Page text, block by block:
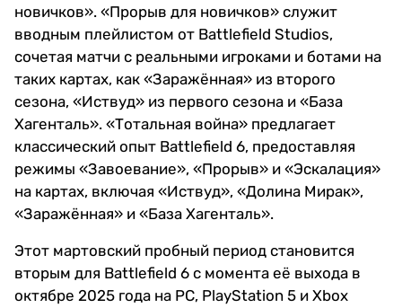
новичков». «Прорыв для новичков» служит
вводным плейлистом от Battlefield Studios,
сочетая матчи с реальными игроками и ботами на
таких картах, как «Заражённая» из второго
сезона, «Иствуд» из первого сезона и «База
Хагенталь». «Тотальная война» предлагает
классический опыт Battlefield 6, предоставляя
режимы «Завоевание», «Прорыв» и «Эскалация»
на картах, включая «Иствуд», «Долина Мирак»,
«Заражённая» и «База Хагенталь».
Этот мартовский пробный период становится
вторым для Battlefield 6 с момента её выхода в
октябре 2025 года на PC, PlayStation 5 и Xbox